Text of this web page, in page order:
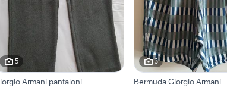
5
Armani pantaloni
3
Bermuda Giorgio Armani